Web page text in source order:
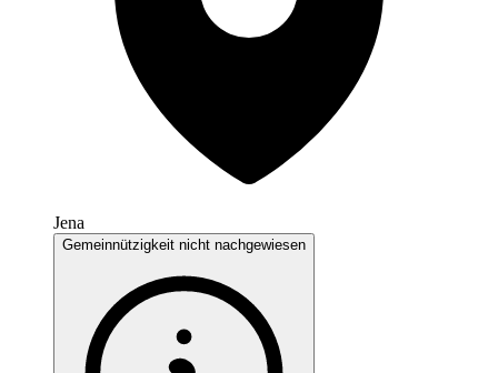
Jena
Gemeinnützigkeit nicht nachgewiesen